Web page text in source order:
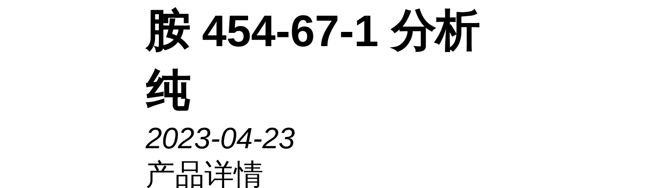
胺 454-67-1 分析
纯
2023-04-23
产品详情